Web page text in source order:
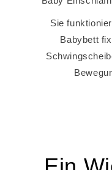
Sie
Babybett